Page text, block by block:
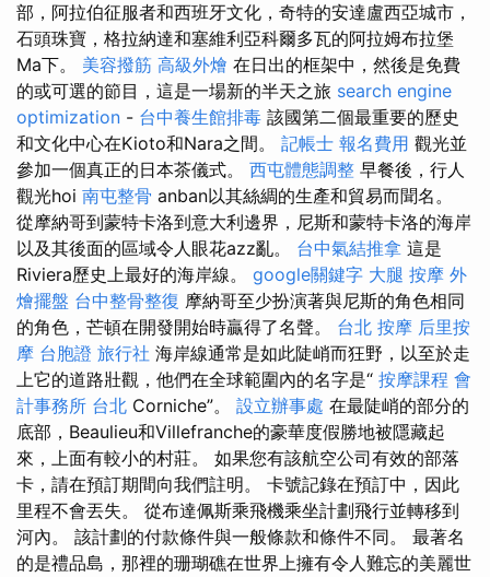
部，阿拉伯征服者和西班牙文化，奇特的安達盧西亞城市，
石頭珠寶，格拉納達和塞維利亞科爾多瓦的阿拉姆布拉堡
Ma下。 美容撥筋 高級外燴 在日出的框架中，然後是免費
的或可選的節目，這是一場新的半天之旅 search engine
optimization - 台中養生館排毒 該國第二個最重要的歷史
和文化中心在Kioto和Nara之間。 記帳士 報名費用 觀光並
參加一個真正的日本茶儀式。 西屯體態調整 早餐後，行人
觀光hoi 南屯整骨 anban以其絲綢的生產和貿易而聞名。
從摩納哥到蒙特卡洛到意大利邊界，尼斯和蒙特卡洛的海岸
以及其後面的區域令人眼花azz亂。 台中氣結推拿 這是
Riviera歷史上最好的海岸線。 google關鍵字 大腿 按摩 外
燴擺盤 台中整骨整復 摩納哥至少扮演著與尼斯的角色相同
的角色，芒頓在開發開始時贏得了名聲。 台北 按摩 后里按
摩 台胞證 旅行社 海岸線通常是如此陡峭而狂野，以至於走
上它的道路壯觀，他們在全球範圍內的名字是“ 按摩課程 會
計事務所 台北 Corniche”。 設立辦事處 在最陡峭的部分的
底部，Beaulieu和Villefranche的豪華度假勝地被隱藏起
來，上面有較小的村莊。 如果您有該航空公司有效的部落
卡，請在預訂期間向我們註明。 卡號記錄在預訂中，因此
里程不會丟失。 從布達佩斯乘飛機乘坐計劃飛行並轉移到
河內。 該計劃的付款條件與一般條款和條件不同。 最著名
的是禮品島，那裡的珊瑚礁在世界上擁有令人難忘的美麗世